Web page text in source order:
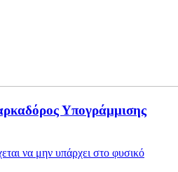
Υπογράμμισης
να μην υπάρχει στο φυσικό